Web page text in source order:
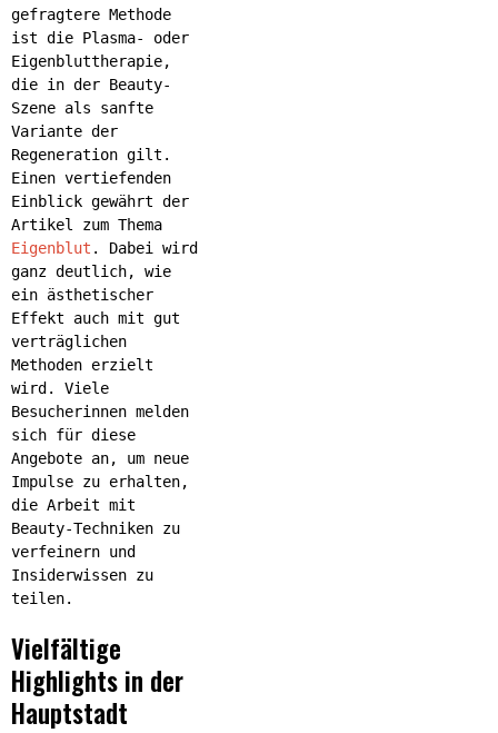
gefragtere Methode
ist die Plasma- oder
Eigenbluttherapie,
die in der Beauty-
Szene als sanfte
Variante der
Regeneration gilt.
Einen vertiefenden
Einblick gewährt der
Artikel zum Thema
Eigenblut . Dabei wird
ganz deutlich, wie
ein ästhetischer
Effekt auch mit gut
verträglichen
Methoden erzielt
wird. Viele
Besucherinnen melden
sich für diese
Angebote an, um neue
Impulse zu erhalten,
die Arbeit mit
Beauty-Techniken zu
verfeinern und
Insiderwissen zu
teilen.
Vielfältige
Highlights in der
Hauptstadt